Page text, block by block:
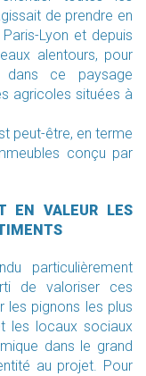
de prendre en
Lyon et depuis
alentours, pour
dans ce paysage
agricoles situées à
peut-être, en terme
conçu par
EN VALEUR LES
particulièrement
de valoriser ces
les pignons les plus
les locaux sociaux
dans le grand
au projet. Pour